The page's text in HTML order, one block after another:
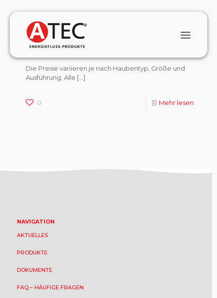
January 1, 2024
Was kostet eine ATEC Schallschutzhaube und
Die Preise variieren je nach Haubentyp, Größe und
Ausführung. Alle […]
0 Mehr lesen
NAVIGATION
AKTUELLES
PRODUKTE
DOKUMENTE
FAQ – HÄUFIGE FRAGEN